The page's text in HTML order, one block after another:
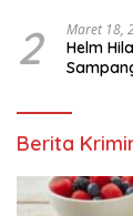
2 Maret 18,
Helm
Berita